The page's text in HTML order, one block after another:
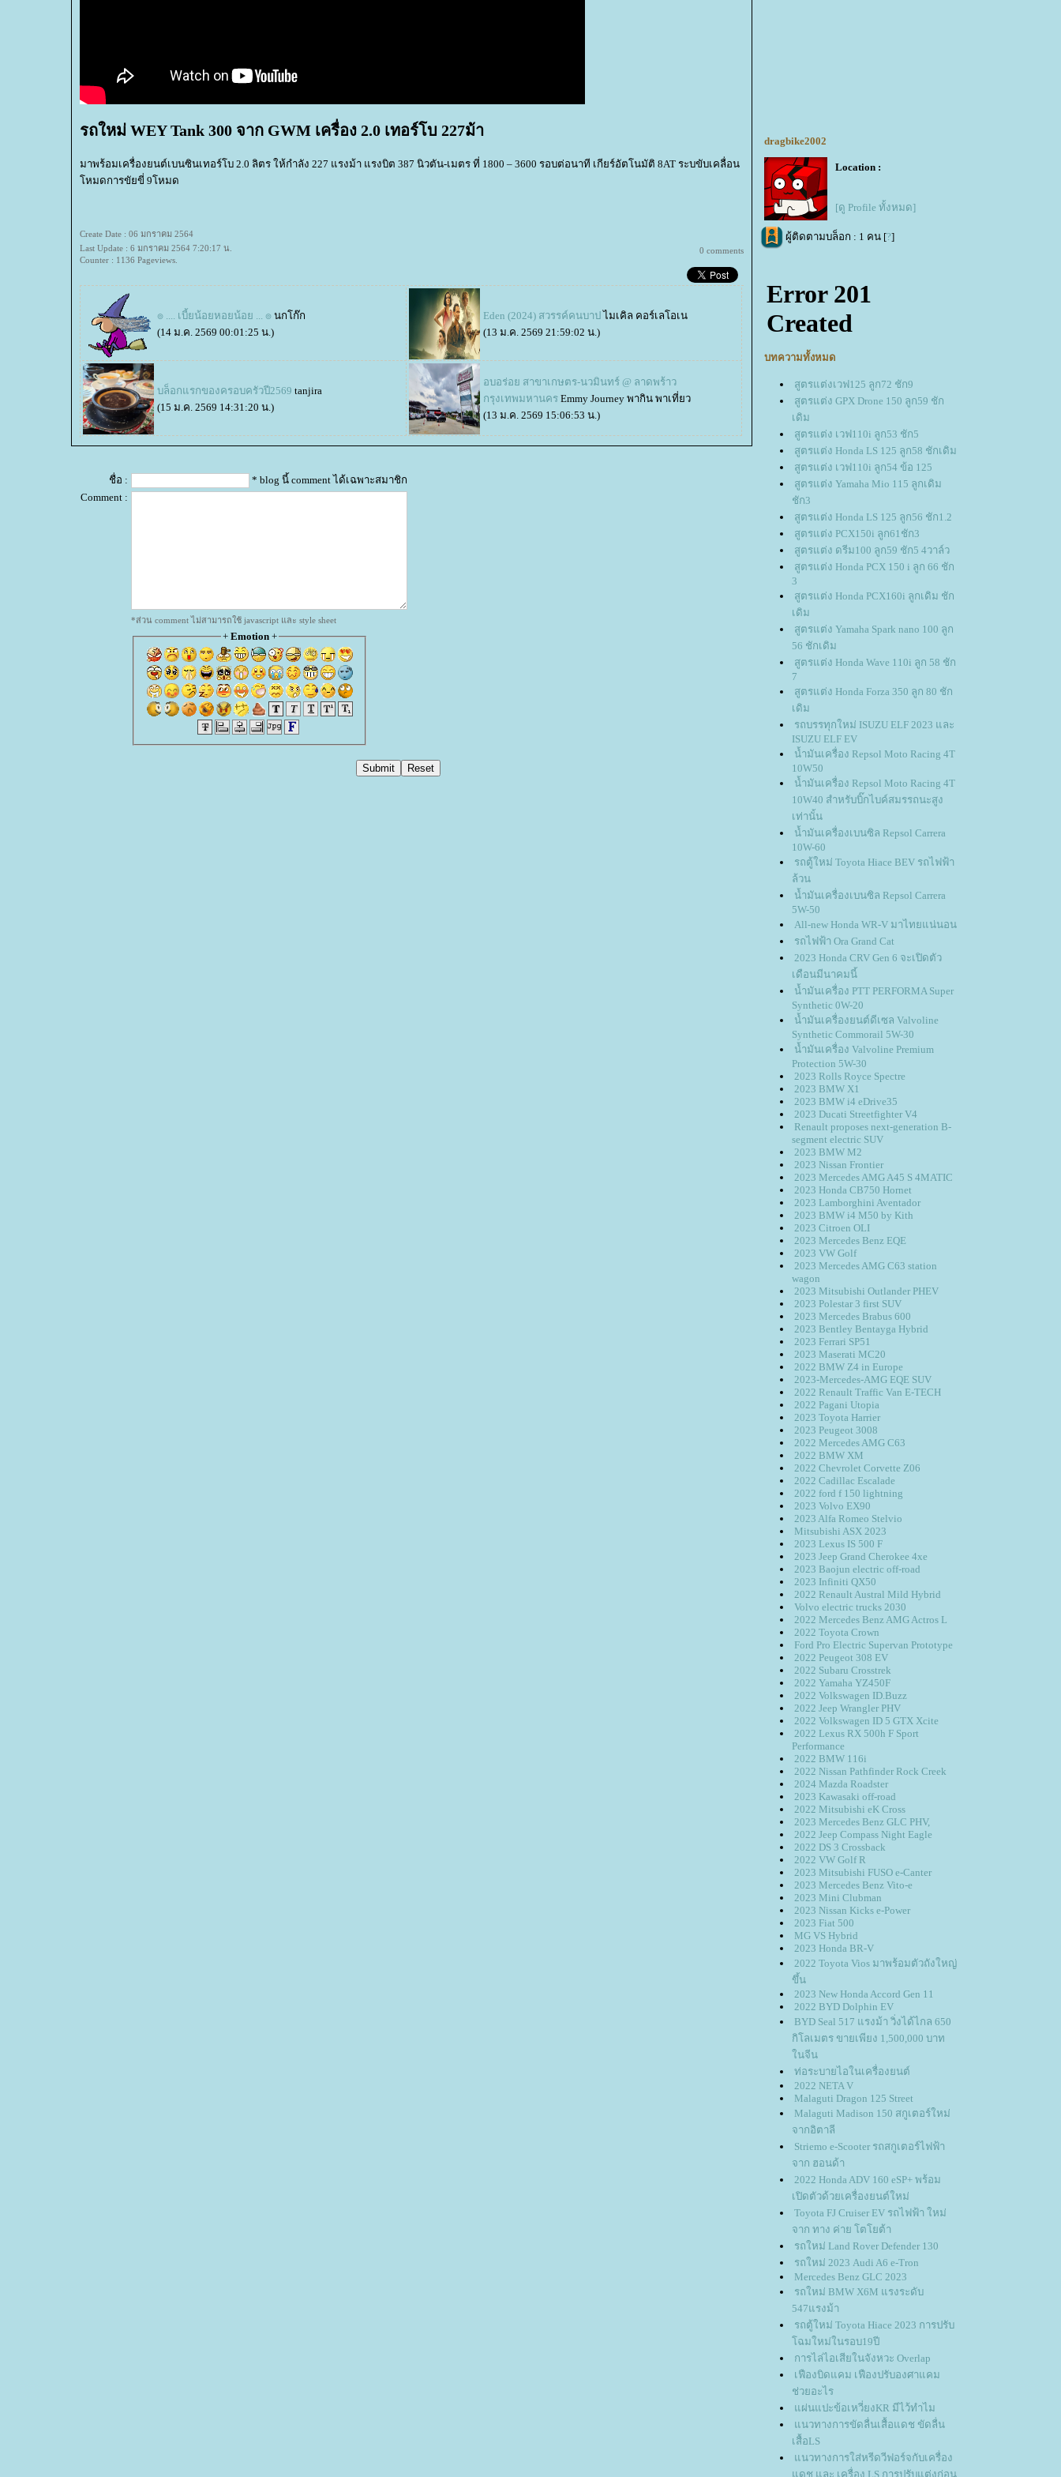
รถใหม่ WEY Tank 300 จาก GWM เครื่อง 2.0 เทอร์โบ 227ม้า
มาพร้อมเครื่องยนต์เบนซินเทอร์โบ 2.0 ลิตร ให้กำลัง 227 แรงม้า แรงบิต 387 นิวตัน-เมตร ที่ 1800 – 3600 รอบต่อนาที เกียร์อัตโนมัติ 8AT ระบขับเคลื่อน
หมดการขัยขี่ 9โหมด
Create Date : 06 มกราคม 2564
Last Update : 6 มกราคม 2564 7:20:17 น.
Counter : 1136 Pageviews.
0 comments
๏ .... เบี้ยน้อยหอยน้อย ... ๏ นกโก๊ก
(14 ม.ค. 2569 00:01:25 น.)
Eden (2024) สวรรค์คนบาป ไมเคิล คอร์เลโอเน
(13 ม.ค. 2569 21:59:02 น.)
บล็อกแรกของครอบครัวปี2569 tanjira
(15 ม.ค. 2569 14:31:20 น.)
อบอร่อย สาขาเกษตร​-นวมินทร์ @ ลาดพร้าว
กรุงเทพมหานคร Emmy Journey พากิน พาเที่ยว
(13 ม.ค. 2569 15:06:53 น.)
ชื่อ :
* blog นี้ comment ได้เฉพาะสมาชิก
Comment :
*ส่วน comment ไม่สามารถใช้ javascript และ style sheet
+ Emotion+
dragbike2002
Location :
[ดู Profile ทั้งหมด]
ผู้ติดตามบล็อก : 1 คน [?]
บทความทั้งหมด
สูตรแต่งเวฟ125 ลูก72 ชัก9
สูตรแต่ง GPX Drone 150 ลูก59 ชัก
เดิม
สูตรแต่ง เวฟ110i ลูก53 ชัก5
สูตรแต่ง Honda LS 125 ลูก58 ชักเดิม
สูตรแต่ง เวฟ110i ลูก54 ข้อ 125
สูตรแต่ง Yamaha Mio 115 ลูกเดิม
ชัก3
สูตรแต่ง Honda LS 125 ลูก56 ชัก1.2
สูตรแต่ง PCX150i ลูก61ชัก3
สูตรแต่ง ดรีม100 ลูก59 ชัก5 4วาล์ว
สูตรแต่ง Honda PCX 150 i ลูก 66 ชัก
3
สูตรแต่ง Honda PCX160i ลูกเดิม ชัก
เดิม
สูตรแต่ง Yamaha Spark nano 100 ลูก
56 ชักเดิม
สูตรแต่ง Honda Wave 110i ลูก 58 ชัก
7
สูตรแต่ง Honda Forza 350 ลูก 80 ชัก
เดิม
รถบรรทุกใหม่ ISUZU ELF 2023 และ
ISUZU ELF EV
น้ำมันเครื่อง Repsol Moto Racing 4T
10W50
น้ำมันเครื่อง Repsol Moto Racing 4T
10W40 สำหรับบิ๊กไบค์สมรรถนะสูง
เท่านั้น
น้ำมันเครื่องเบนซิล Repsol Carrera
10W-60
รถตู้ใหม่ Toyota Hiace BEV รถไฟฟ้า
ล้วน
น้ำมันเครื่องเบนซิล Repsol Carrera
5W-50
All-new Honda WR-V มาไทยแน่นอน
รถไฟฟ้า Ora Grand Cat
2023 Honda CRV Gen 6 จะเปิดตัว
เดือนมีนาคมนี้
น้ำมันเครื่อง PTT PERFORMA Super
Synthetic 0W-20
น้ำมันเครื่องยนต์ดีเซล Valvoline
Synthetic Commorail 5W-30
น้ำมันเครื่อง Valvoline Premium
Protection 5W-30
2023 Rolls Royce Spectre
2023 BMW X1
2023 BMW i4 eDrive35
2023 Ducati Streetfighter V4
Renault proposes next-generation B-
segment electric SUV
2023 BMW M2
2023 Nissan Frontier
2023 Mercedes AMG A45 S 4MATIC
2023 Honda CB750 Hornet
2023 Lamborghini Aventador
2023 BMW i4 M50 by Kith
2023 Citroen OLI
2023 Mercedes Benz EQE
2023 VW Golf
2023 Mercedes AMG C63 station
wagon
2023 Mitsubishi Outlander PHEV
2023 Polestar 3 first SUV
2023 Mercedes Brabus 600
2023 Bentley Bentayga Hybrid
2023 Ferrari SP51
2023 Maserati MC20
2022 BMW Z4 in Europe
2023-Mercedes-AMG EQE SUV
2022 Renault Traffic Van E-TECH
2022 Pagani Utopia
2023 Toyota Harrier
2023 Peugeot 3008
2022 Mercedes AMG C63
2022 BMW XM
2022 Chevrolet Corvette Z06
2022 Cadillac Escalade
2022 ford f 150 lightning
2023 Volvo EX90
2023 Alfa Romeo Stelvio
Mitsubishi ASX 2023
2023 Lexus IS 500 F
2023 Jeep Grand Cherokee 4xe
2023 Baojun electric off-road
2023 Infiniti QX50
2022 Renault Austral Mild Hybrid
Volvo electric trucks 2030
2022 Mercedes Benz AMG Actros L
2022 Toyota Crown
Ford Pro Electric Supervan Prototype
2022 Peugeot 308 EV
2022 Subaru Crosstrek
2022 Yamaha YZ450F
2022 Volkswagen ID.Buzz
2022 Jeep Wrangler PHV
2022 Volkswagen ID 5 GTX Xcite
2022 Lexus RX 500h F Sport
Performance
2022 BMW 116i
2022 Nissan Pathfinder Rock Creek
2024 Mazda Roadster
2023 Kawasaki off-road
2022 Mitsubishi eK Cross
2023 Mercedes Benz GLC PHV,
2022 Jeep Compass Night Eagle
2022 DS 3 Crossback
2022 VW Golf R
2023 Mitsubishi FUSO e-Canter
2023 Mercedes Benz Vito-e
2023 Mini Clubman
2023 Nissan Kicks e-Power
2023 Fiat 500
MG VS Hybrid
2023 Honda BR-V
2022 Toyota Vios มาพร้อมตัวถังใหญ่
ขึ้น
2023 New Honda Accord Gen 11
2022 BYD Dolphin EV
BYD Seal 517 แรงม้า วิ่งได้ไกล 650
กิโลเมตร ขายเพียง 1,500,000 บาท
นจีน
ท่อระบายไอในเครื่องยนต์
2022 NETA V
Malaguti Dragon 125 Street
Malaguti Madison 150 สกูเตอร์ใหม่
จากอิตาลี
Striemo e-Scooter รถสกูเตอร์ไฟฟ้า
จาก ฮอนด้า
2022 Honda ADV 160 eSP+ พร้อม
เปิดตัวด้วยเครื่องยนต์ใหม่
Toyota FJ Cruiser EV รถไฟฟ้า ใหม่
จาก ทาง ค่าย โตโยต้า
รถใหม่ Land Rover Defender 130
รถใหม่ 2023 Audi A6 e-Tron
Mercedes Benz GLC 2023
รถใหม่ BMW X6M แรงระดับ
547แรงม้า
รถตู้ใหม่ Toyota Hiace 2023 การปรับ
ฉมใหม่ในรอบ19ปี
การไล่ไอเสียในจังหวะ Overlap
เฟืองบิดแคม เฟืองปรับองศาแคม
ช่วยอะไร
ผ่นแปะข้อเหวี่ยงKR มีไว้ทำไม
นวทางการขัดลื่นเสื้อแดช ขัดลื่น
เสื้อLS
นวทางการใส่หรีดวีฟอร์จกับเครื่อง
ดช และ เครื่อง LS การปรับแต่งก่อน